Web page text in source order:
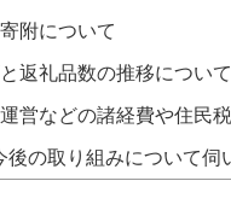
附について
返礼品数の推移について
営などの諸経費や住民
の取り組みについて伺